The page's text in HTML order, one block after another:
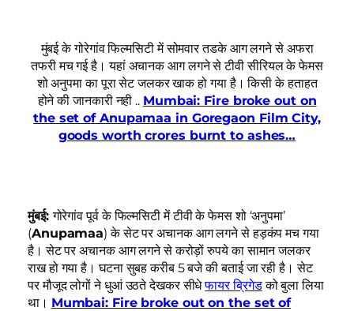
मुंबई के गोरेगांव फिल्मसिटी में सोमवार तडके आग लगने से अफरा
तफरी मच गई है। यहां अचानक आग लगने से टीवी सीरियल के फेमस
शो अनुपमा का पूरा सेट जलकर खाक हो गया है। किसी के हताहत
होने की जानकारी नही .. Mumbai: Fire broke out on
the set of Anupamaa in Goregaon Film City,
goods worth crores burnt to ashes…
मुंबई:गोरेगांव पूर्व के फिल्मसिटी में टीवी के फेमस शो ‘अनुपमा’
(Anupamaa) के सेट पर अचानक आग लगने से हड़कंप मच गया
है। सेट पर अचानक आग लगने से करोड़ों रुपये का सामान जलकर
राख हो गया है। घटना सुबह करीब 5 बजे की बताई जा रही है। सेट
पर मौजूद लोगों ने धुआं उठते देखकर सीधेफायर ब्रिगेडको बुला लिया
था। Mumbai: Fire broke out on the set of